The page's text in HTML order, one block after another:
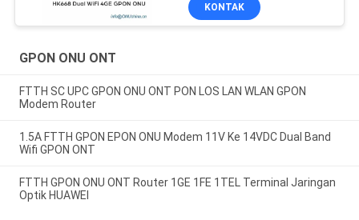
KONTAK
GPON ONU ONT
FTTH SC UPC GPON ONU ONT PON LOS LAN WLAN GPON
Modem Router
1.5A FTTH GPON EPON ONU Modem 11V Ke 14VDC Dual Band
Wifi GPON ONT
FTTH GPON ONU ONT Router 1GE 1FE 1TEL Terminal Jaringan
Optik HUAWEI